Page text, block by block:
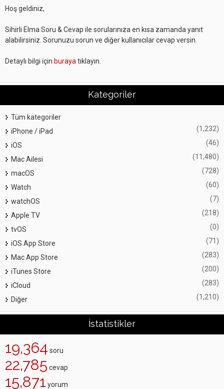
Hoş geldiniz,
Sihirli Elma Soru & Cevap ile sorularınıza en kısa zamanda yanıt
alabilirsiniz. Sorunuzu sorun ve diğer kullanıcılar cevap versin.
Detaylı bilgi için buraya tıklayın.
Kategoriler
Tüm kategoriler
iPhone / iPad
(1,232)
iOS (46)
Mac Ailesi (11,480)
macOS (728)
Watch (60)
watchOS (7)
Apple TV (218)
tvOS (0)
iOS App Store (71)
Mac App Store (283)
iTunes Store (200)
iCloud (283)
Diğer (1,210)
İstatistikler
19,364 soru
22,785 cevap
15,871 yorum